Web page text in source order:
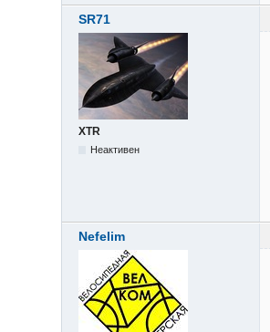
SR71
XTR
Неактивен
Nefelim